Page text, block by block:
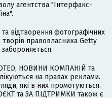
агентства "Інтерфакс-
відтворення фотографічних
творів правовласника Getty
НОВИНИ КОМПАНІЙ та
на правах реклами.
які в них промотуються.
та ЗА ПІДТРИМКИ також є